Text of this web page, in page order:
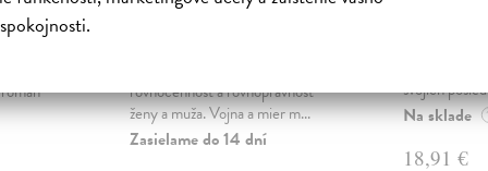
rovnocennosť a rovnoprávnosť
ženy a muža. Vojna a mier m...
Zasielame do 14 dní
Táto kniha
projektov,
svojich
Na sklade
18,91 €